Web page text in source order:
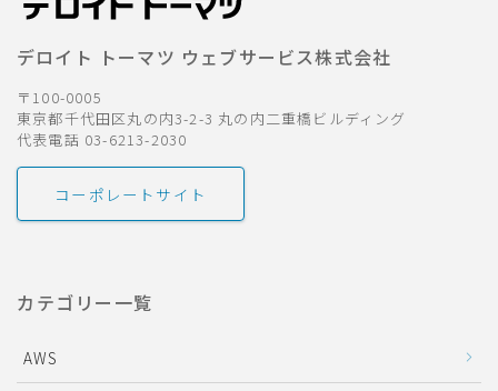
デロイト トーマツ ウェブサービス株式会社
〒100-0005
東京都千代田区丸の内3-2-3 丸の内二重橋ビルディング
代表電話 03-6213-2030
コーポレートサイト
カテゴリー一覧
AWS